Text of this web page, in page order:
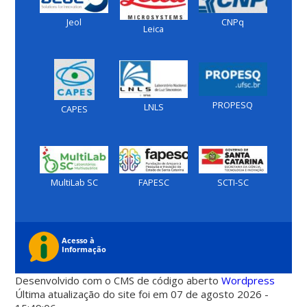
Jeol
Leica
CNPq
CAPES LNLS PROPESQ
MultiLab SC FAPESC SCTI-SC
Desenvolvido com o CMS de código abertoWordpress
Última atualização do site foi em 07 de agosto 2026 -